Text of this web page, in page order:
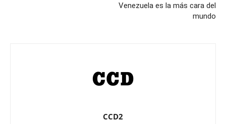
Venezuela es la más cara del
mundo
CCD2